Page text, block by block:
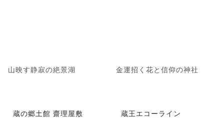
山映す静寂の絶景湖 金運招く花と信仰の神社
蔵の郷土館 齋理屋敷 蔵王エコーライン